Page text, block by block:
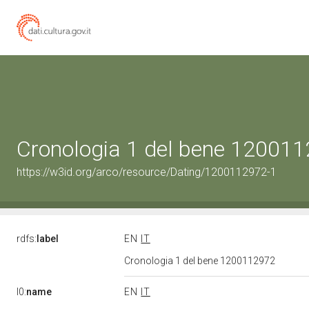
Cronologia 1 del bene
https://w3id.org/arco/resource/Dating/1200112972-1
rdfs: label EN
IT
Cronologia 1 del bene 1200112972
l0:name EN
IT